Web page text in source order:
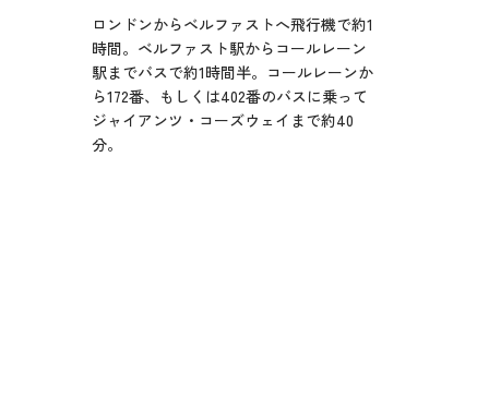
ロンドンからベルファストへ飛行機で約1
時間。ベルファスト駅からコールレーン
駅までバスで約1時間半。コールレーンか
ら172番、もしくは402番のバスに乗って
ジャイアンツ・コーズウェイまで約40
分。